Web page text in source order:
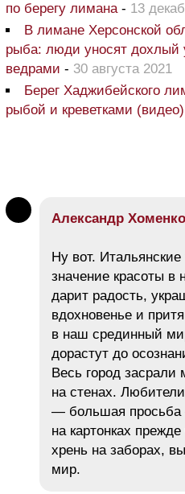
по берегу лимана- 13
В лимане Херсонской
рыба: люди уносят дохлый
ведрами - 30 августа 2021
Берег Хаджибейского
рыбой и креветками (видео)
Александр Хоменко
Ну вот.
значение красоты
дарит радость,
вдохновенье и
в наш срединный
дорастут до
Весь город
на стенах.
— большая просьба
на картонках
хрень на заборах,
мир.